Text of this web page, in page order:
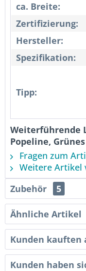
ca. Breite:
Zertifizierung:
Hersteller:
Spezifikation:
Tipp:
Weiterführende
Popeline,
Fragen zum
Weitere Artikel
Zubehör
5
Ähnliche Artikel
Kunden kauften
Kunden haben